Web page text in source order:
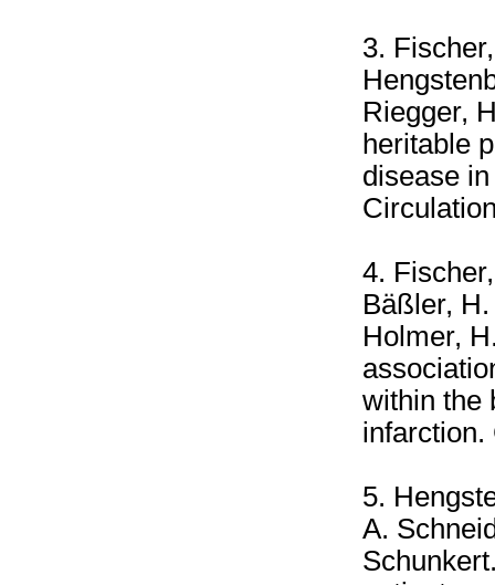
3.
Riegger,
heritable
disease
4.
Bäßler,
Holmer,
within the
infarction.
5.
A.